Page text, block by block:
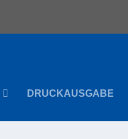
DRUCKAUSGABE